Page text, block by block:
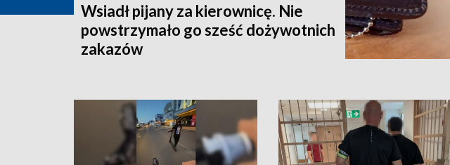
Wsiadł pijany za kierownicę. Nie
powstrzymało go sześć dożywotnich
zakazów